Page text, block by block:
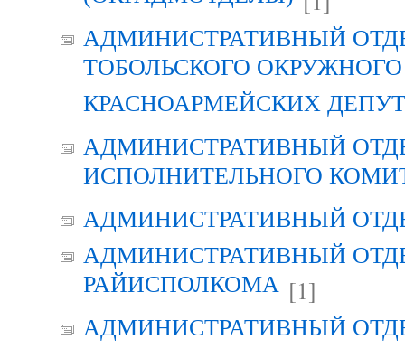
АДМИНИСТРАТИВНЫЙ
ТОБОЛЬСКОГО
КРАСНОАРМЕЙСКИХ
АДМИНИСТРАТИВНЫЙ
ИСПОЛНИТЕЛЬНОГО
АДМИНИСТРАТИВНЫЙ
АДМИНИСТРАТИВНЫЙ
РАЙИСПОЛКОМА [1]
АДМИНИСТРАТИВНЫЙ